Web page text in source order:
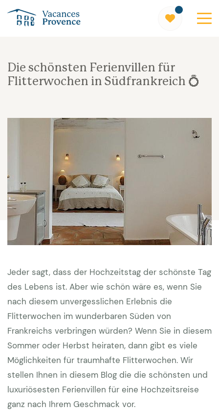
Die schönsten Ferienvillen für
Flitterwochen in Südfrankreich 💍
Jeder sagt, dass der Hochzeitstag der schönste Tag
des Lebens ist. Aber wie schön wäre es, wenn Sie
nach diesem unvergesslichen Erlebnis die
Flitterwochen im wunderbaren Süden von
Frankreichs verbringen würden? Wenn Sie in diesem
Sommer oder Herbst heiraten, dann gibt es viele
Möglichkeiten für traumhafte Flitterwochen. Wir
stellen Ihnen in diesem Blog die die schönsten und
luxuriösesten Ferienvillen für eine Hochzeitsreise
ganz nach Ihrem Geschmack vor.